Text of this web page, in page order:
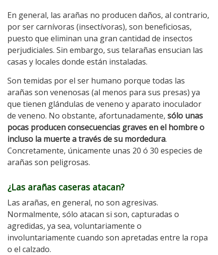
En general, las arañas no producen daños, al contrario,
por ser carnívoras (insectívoras), son beneficiosas,
puesto que eliminan una gran cantidad de insectos
perjudiciales. Sin embargo, sus telarañas ensucian las
casas y locales donde están instaladas.
Son temidas por el ser humano porque todas las
arañas son venenosas (al menos para sus presas) ya
que tienen glándulas de veneno y aparato inoculador
de veneno. No obstante, afortunadamente, sólo unas
pocas producen consecuencias graves en el hombre o
incluso la muerte a través de su mordedura.
Concretamente, únicamente unas 20 ó 30 especies de
arañas son peligrosas.
¿Las arañas caseras atacan?
Las arañas, en general, no son agresivas.
Normalmente, sólo atacan si son, capturadas o
agredidas, ya sea, voluntariamente o
involuntariamente cuando son apretadas entre la ropa
o el calzado.